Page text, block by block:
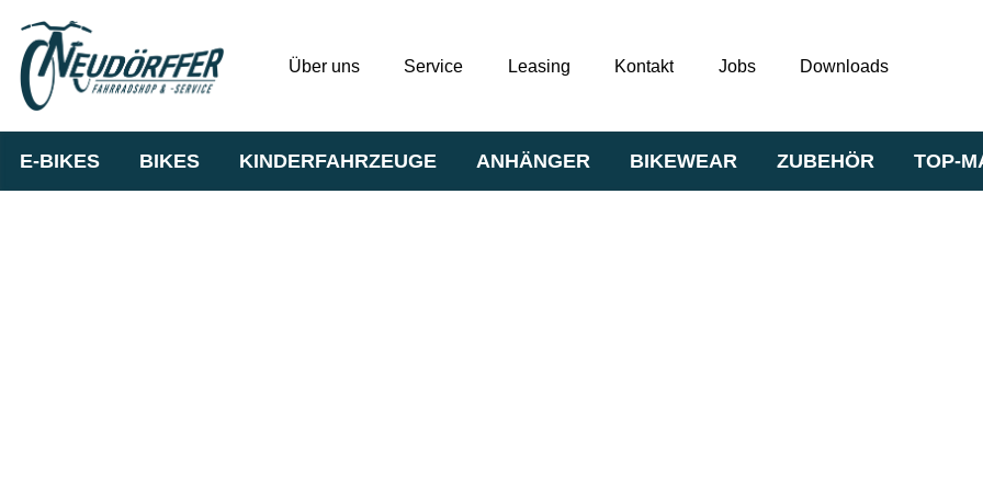
Über uns Service Leasing Kontakt Jobs Downloads
E-BIKES BIKES KINDERFAHRZEUGE ANHÄNGER BIKEWEAR ZUBEHÖR TOP-